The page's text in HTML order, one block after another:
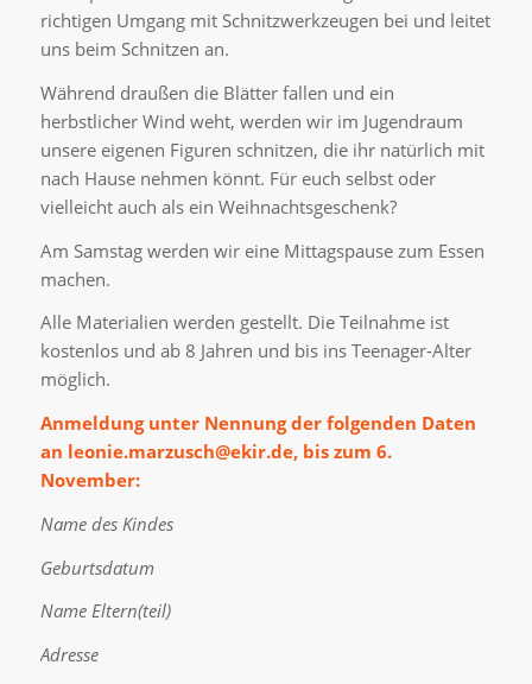
richtigen Umgang mit Schnitzwerkzeugen bei und leitet
uns beim Schnitzen an.
Während draußen die Blätter fallen und ein
herbstlicher Wind weht, werden wir im Jugendraum
unsere eigenen Figuren schnitzen, die ihr natürlich mit
nach Hause nehmen könnt. Für euch selbst oder
vielleicht auch als ein Weihnachtsgeschenk?
Am Samstag werden wir eine Mittagspause zum Essen
machen.
Alle Materialien werden gestellt. Die Teilnahme ist
kostenlos und ab 8 Jahren und bis ins Teenager-Alter
möglich.
Anmeldung unter Nennung der folgenden Daten
an leonie.marzusch@ekir.de, bis zum 6.
November:
Name des Kindes
Geburtsdatum
Name Eltern(teil)
Adresse